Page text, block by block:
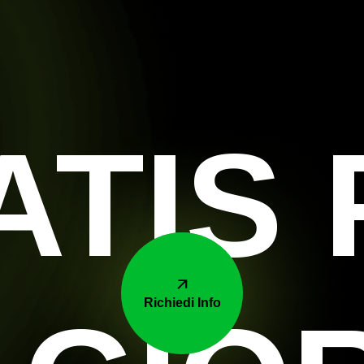
Richiedi Info